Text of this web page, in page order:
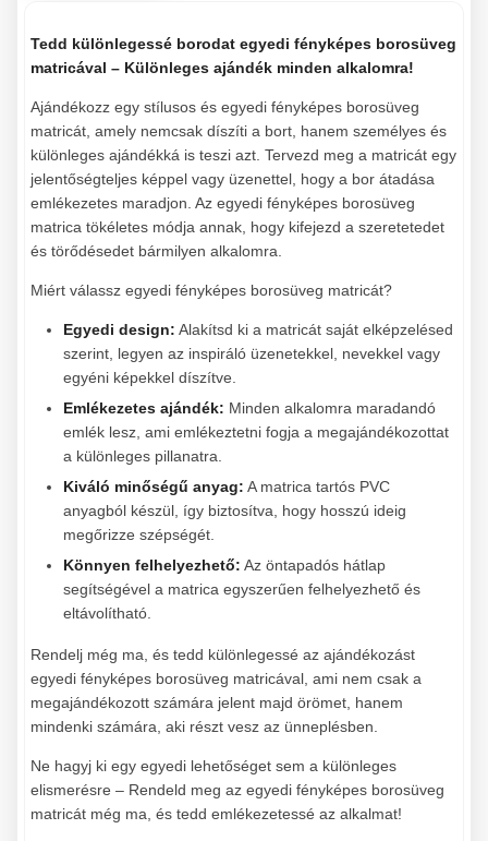
Tedd különlegessé borodat egyedi fényképes borosüveg
matricával – Különleges ajándék minden alkalomra!
Ajándékozz egy stílusos és egyedi fényképes borosüveg
matricát, amely nemcsak díszíti a bort, hanem személyes és
különleges ajándékká is teszi azt. Tervezd meg a matricát egy
jelentőségteljes képpel vagy üzenettel, hogy a bor átadása
emlékezetes maradjon. Az egyedi fényképes borosüveg
matrica tökéletes módja annak, hogy kifejezd a szeretetedet
és törődésedet bármilyen alkalomra.
Miért válassz egyedi fényképes borosüveg matricát?
Egyedi design: Alakítsd ki a matricát saját elképzelésed
szerint, legyen az inspiráló üzenetekkel, nevekkel vagy
egyéni képekkel díszítve.
Emlékezetes ajándék: Minden alkalomra maradandó
emlék lesz, ami emlékeztetni fogja a megajándékozottat
a különleges pillanatra.
Kiváló minőségű anyag: A matrica tartós PVC
anyagból készül, így biztosítva, hogy hosszú ideig
megőrizze szépségét.
Könnyen felhelyezhető: Az öntapadós hátlap
segítségével a matrica egyszerűen felhelyezhető és
eltávolítható.
Rendelj még ma, és tedd különlegessé az ajándékozást
egyedi fényképes borosüveg matricával, ami nem csak a
megajándékozott számára jelent majd örömet, hanem
mindenki számára, aki részt vesz az ünneplésben.
Ne hagyj ki egy egyedi lehetőséget sem a különleges
elismerésre – Rendeld meg az egyedi fényképes borosüveg
matricát még ma, és tedd emlékezetessé az alkalmat!